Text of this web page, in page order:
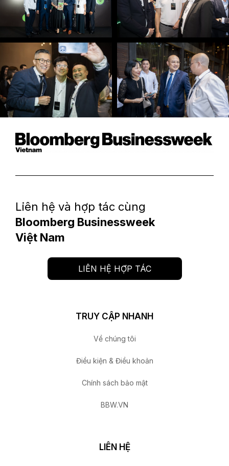
Liên hệ và hợp tác cùng
Bloomberg Businessweek
Việt Nam
LIÊN HỆ HỢP TÁC
TRUY CẬP NHANH
Về chúng tôi
Điều kiện & Điều khoản
Chính sách bảo mật
BBW.VN
LIÊN HỆ